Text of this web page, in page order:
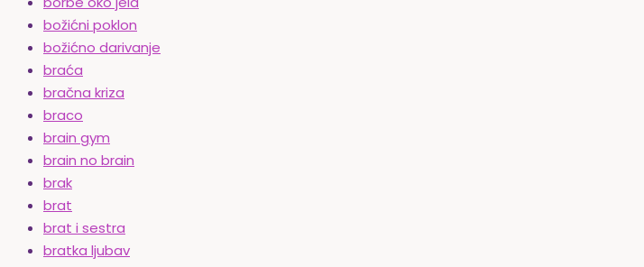
božićni poklon
božićno darivanje
braća
bračna kriza
braco
brain gym
brain no brain
brak
brat
brat i sestra
bratka ljubav